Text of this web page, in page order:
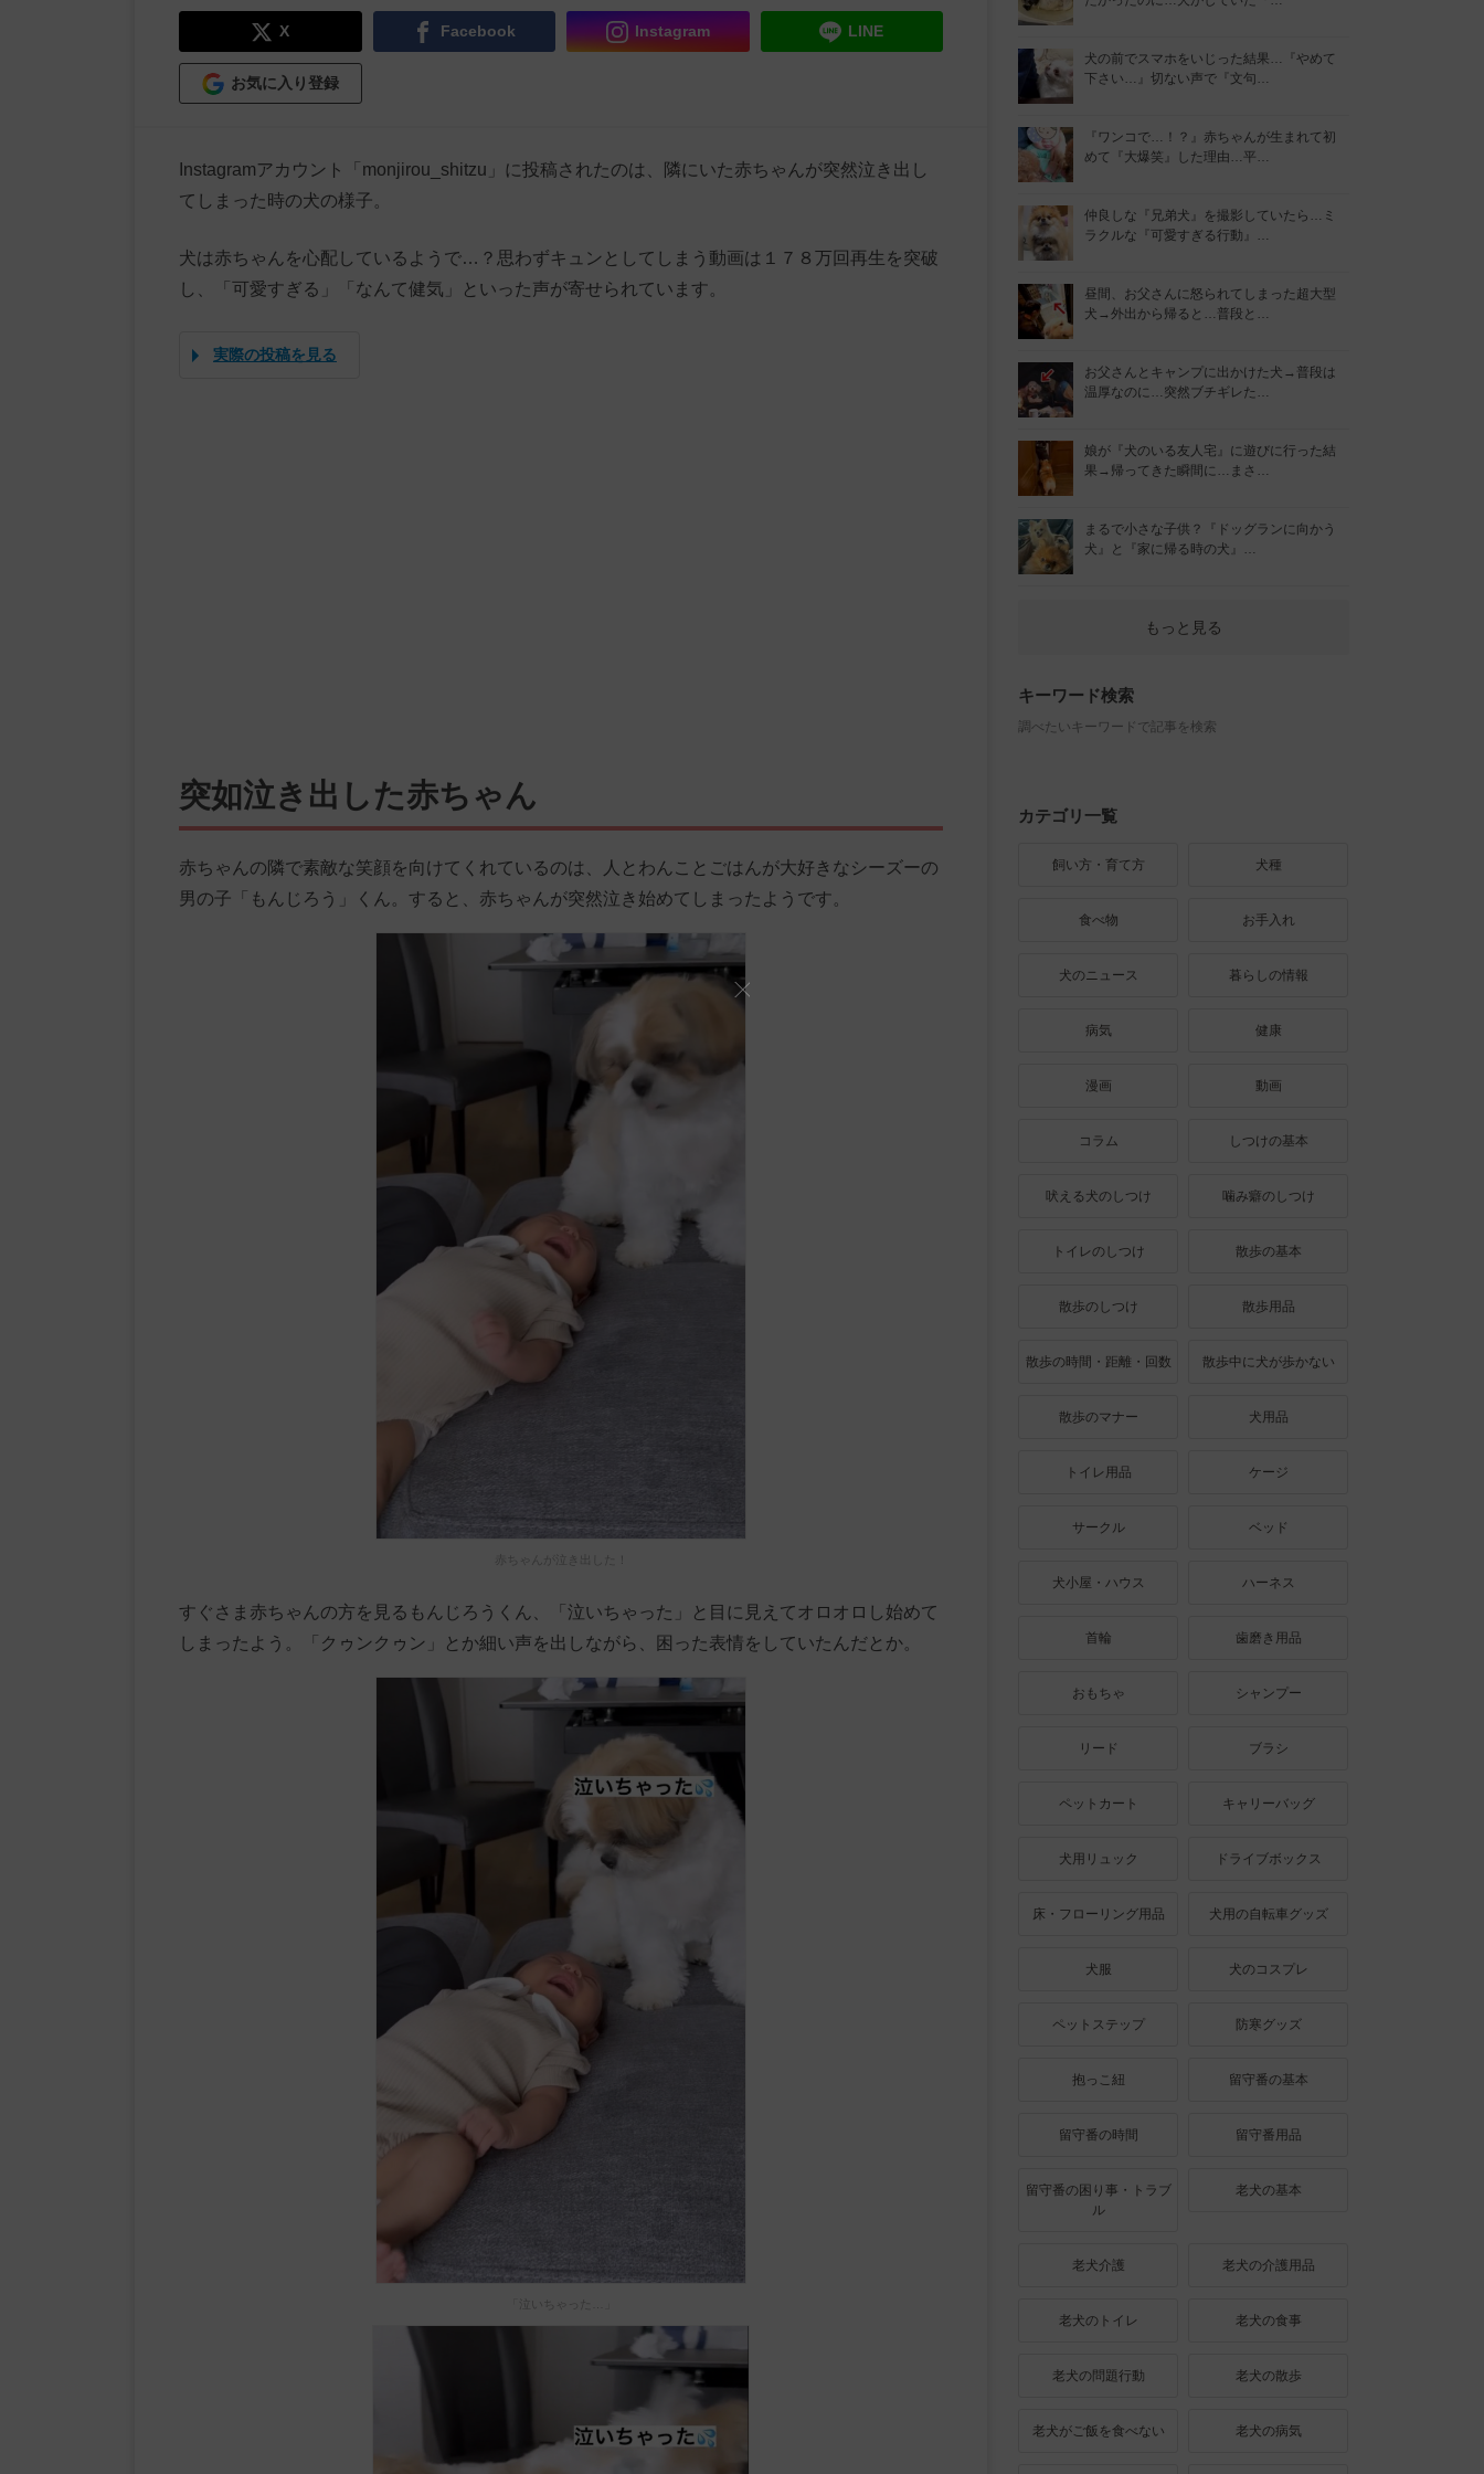
X Facebook Instagram LINE
お気に入り登録
Instagramアカウント「monjirou_shitzu」に投稿されたのは、隣にいた赤ちゃんが突然泣き出し
てしまった時の犬の様子。
犬は赤ちゃんを心配しているようで…？思わずキュンとしてしまう動画は１７８万回再生を突破
し、「可愛すぎる」「なんて健気」といった声が寄せられています。
実際の投稿を見る
突如泣き出した赤ちゃん
赤ちゃんの隣で素敵な笑顔を向けてくれているのは、人とわんことごはんが大好きなシーズーの
男の子「もんじろう」くん。すると、赤ちゃんが突然泣き始めてしまったようです。
赤ちゃんが泣き出した！
すぐさま赤ちゃんの方を見るもんじろうくん、「泣いちゃった」と目に見えてオロオロし始めて
しまったよう。「クゥンクゥン」とか細い声を出しながら、困った表情をしていたんだとか。
犬の前でスマホをいじった結果…『やめて
下さい…』切ない声で『文句…
『ワンコで…！？』赤ちゃんが生まれて初
めて『大爆笑』した理由…平…
仲良しな『兄弟犬』を撮影していたら…ミ
ラクルな『可愛すぎる行動』…
昼間、お父さんに怒られてしまった超大型
犬→外出から帰ると…普段と…
お父さんとキャンプに出かけた犬→普段は
温厚なのに…突然ブチギレた…
娘が『犬のいる友人宅』に遊びに行った結
果→帰ってきた瞬間に…まさ…
まるで小さな子供？『ドッグランに向かう
犬』と『家に帰る時の犬』…
もっと見る
キーワード検索
調べたいキーワードで記事を検索
カテゴリ一覧
飼い方・育て方 犬種
食べ物 お手入れ
犬のニュース 暮らしの情報
病気 健康
漫画 動画
コラム しつけの基本
吠える犬のしつけ 噛み癖のしつけ
トイレのしつけ 散歩の基本
散歩のしつけ 散歩用品
散歩の時間・距離・回数 散歩中に犬が歩かない
散歩のマナー 犬用品
トイレ用品 ケージ
サークル ベッド
犬小屋・ハウス ハーネス
首輪 歯磨き用品
おもちゃ シャンプー
リード ブラシ
ペットカート キャリーバッグ
犬用リュック ドライブボックス
床・フローリング用品 犬用の自転車グッズ
犬服 犬のコスプレ
ペットステップ 防寒グッズ
抱っこ紐 留守番の基本
留守番の時間 留守番用品
留守番の困り事・トラブ
ル
老犬の基本
老犬介護 老犬の介護用品
老犬のトイレ 老犬の食事
老犬の問題行動 老犬の散歩
老犬がご飯を食べない 老犬の病気